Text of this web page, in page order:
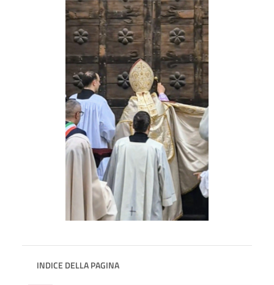
INDICE DELLA PAGINA